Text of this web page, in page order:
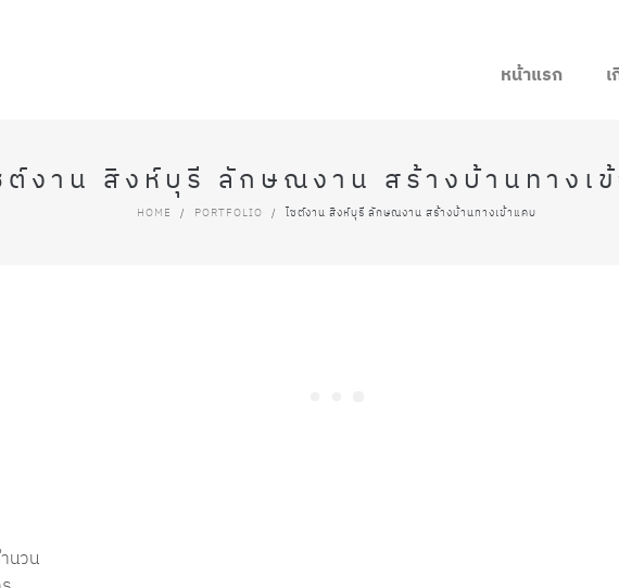
หน้าแรก
ต์งาน สิงห์บุรี ลักษณงาน สร้างบ้านทางเ
HOME / PORTFOLIO / ไซต์งาน สิงห์บุรี ลักษณงาน สร้างบ้านทางเข้าแคบ
นวน